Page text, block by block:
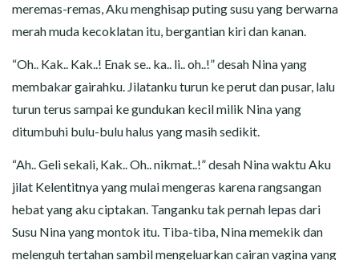
meremas-remas, Aku menghisap puting susu yang berwarna
merah muda kecoklatan itu, bergantian kiri dan kanan.
“Oh.. Kak.. Kak..! Enak se.. ka.. li.. oh..!” desah Nina yang
membakar gairahku. Jilatanku turun ke perut dan pusar, lalu
turun terus sampai ke gundukan kecil milik Nina yang
ditumbuhi bulu-bulu halus yang masih sedikit.
“Ah.. Geli sekali, Kak.. Oh.. nikmat..!” desah Nina waktu Aku
jilat Kelentitnya yang mulai mengeras karena rangsangan
hebat yang aku ciptakan. Tanganku tak pernah lepas dari
Susu Nina yang montok itu. Tiba-tiba, Nina memekik dan
melenguh tertahan sambil mengeluarkan cairan vagina yang